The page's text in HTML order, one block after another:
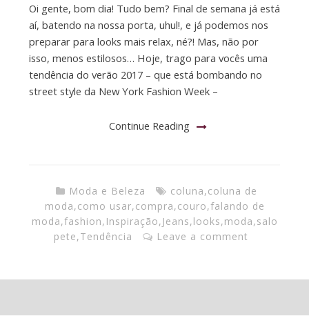
Oi gente, bom dia! Tudo bem? Final de semana já está
aí, batendo na nossa porta, uhul!, e já podemos nos
preparar para looks mais relax, né?! Mas, não por
isso, menos estilosos… Hoje, trago para vocês uma
tendência do verão 2017 – que está bombando no
street style da New York Fashion Week –
Continue Reading
Moda e Beleza coluna,coluna de
moda,como usar,compra,couro,falando de
moda,fashion, Inspiração, Jeans,looks,moda,salo
pete,Tendência Leave a comment